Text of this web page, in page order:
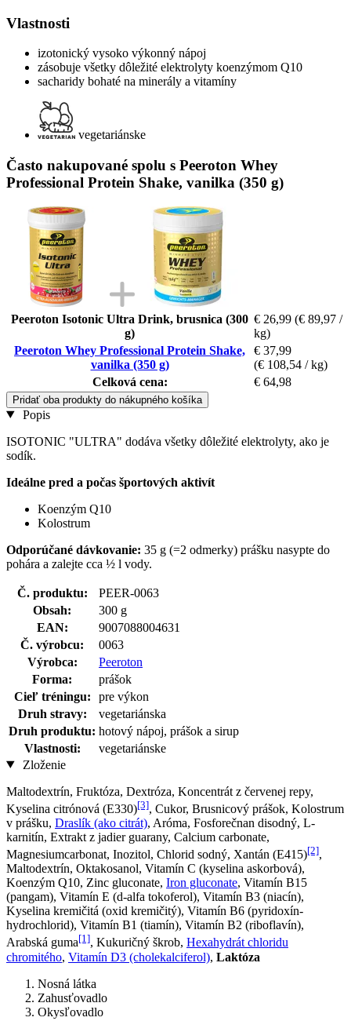
Vlastnosti
izotonický vysoko výkonný nápoj
zásobuje všetky dôležité elektrolyty koenzýmom Q10
sacharidy bohaté na minerály a vitamíny
vegetariánske
Často nakupované spolu s Peeroton Whey
Professional Protein Shake, vanilka (350 g)
Peeroton Isotonic Ultra Drink, brusnica (300
g)
€ 26,99 (€ 89,97 /
kg)
Peeroton Whey Professional Protein Shake,
vanilka (350 g)
€ 37,99
(€ 108,54 / kg)
Celková cena:
€ 64,98
Pridať oba produkty do nákupného košíka
Popis
ISOTONIC "ULTRA" dodáva všetky dôležité elektrolyty, ako je
sodík.
Ideálne pred a počas športových aktivít
Koenzým Q10
Kolostrum
Odporúčané dávkovanie: 35 g (=2 odmerky) prášku nasypte do
pohára a zalejte cca ½ l vody.
Č. produktu:
PEER-0063
Obsah:
300 g
EAN:
9007088004631
Č. výrobcu:
0063
Výrobca:
Peeroton
Forma:
prášok
Cieľ tréningu:
pre výkon
Druh stravy:
vegetariánska
Druh produktu: hotový nápoj, prášok a sirup
Vlastnosti:
vegetariánske
Zloženie
Maltodextrín, Fruktóza, Dextróza, Koncentrát z červenej repy,
Kyselina citrónová (E330)[3], Cukor, Brusnicový prášok, Kolostrum
v prášku, Draslík (ako citrát), Aróma, Fosforečnan disodný, L-
karnitín, Extrakt z jadier guarany, Calcium carbonate,
Magnesiumcarbonat, Inozitol, Chlorid sodný, Xantán (E415)[2],
Maltodextrín, Oktakosanol, Vitamín C (kyselina askorbová),
Koenzým Q10, Zinc gluconate, Iron gluconate, Vitamín B15
(pangam), Vitamín E (d-alfa tokoferol), Vitamín B3 (niacín),
Kyselina kremičitá (oxid kremičitý), Vitamín B6 (pyridoxín-
hydrochlorid), Vitamín B1 (tiamín), Vitamín B2 (riboflavín),
Arabská guma[1], Kukuričný škrob, Hexahydrát chloridu
chromitého, Vitamín D3 (cholekalciferol), Laktóza
Nosná látka
Zahusťovadlo
Okysľovadlo